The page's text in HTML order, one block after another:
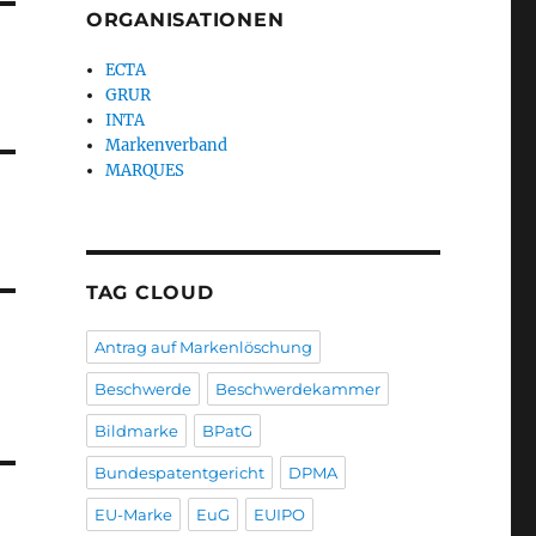
ORGANISATIONEN
ECTA
GRUR
INTA
Markenverband
MARQUES
TAG CLOUD
Antrag auf Markenlöschung
Beschwerde Beschwerdekammer
Bildmarke BPatG
Bundespatentgericht DPMA
EU-Marke EuG EUIPO